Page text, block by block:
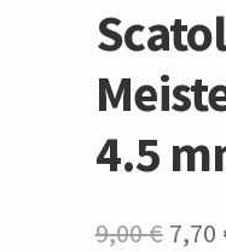
4.5
9,00€ Il
7,70